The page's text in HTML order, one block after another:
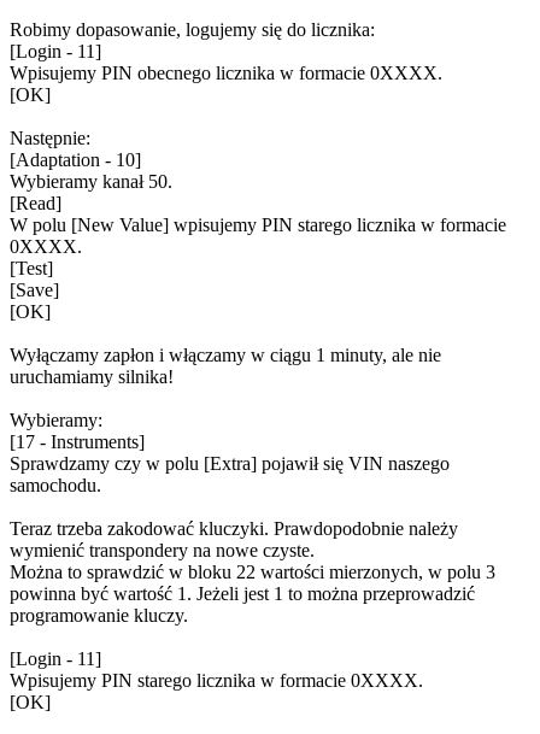
Robimy dopasowanie, logujemy się do licznika:
[Login - 11]
Wpisujemy PIN obecnego licznika w formacie 0XXXX.
[OK]
Następnie:
[Adaptation - 10]
Wybieramy kanał 50.
[Read]
W polu [New Value] wpisujemy PIN starego licznika w formacie
0XXXX.
[Test]
[Save]
[OK]
Wyłączamy zapłon i włączamy w ciągu 1 minuty, ale nie
uruchamiamy silnika!
Wybieramy:
[17 - Instruments]
Sprawdzamy czy w polu [Extra] pojawił się VIN naszego
samochodu.
Teraz trzeba zakodować kluczyki. Prawdopodobnie należy
wymienić transpondery na nowe czyste.
Można to sprawdzić w bloku 22 wartości mierzonych, w polu 3
powinna być wartość 1. Jeżeli jest 1 to można przeprowadzić
programowanie kluczy.
[Login - 11]
Wpisujemy PIN starego licznika w formacie 0XXXX.
[OK]